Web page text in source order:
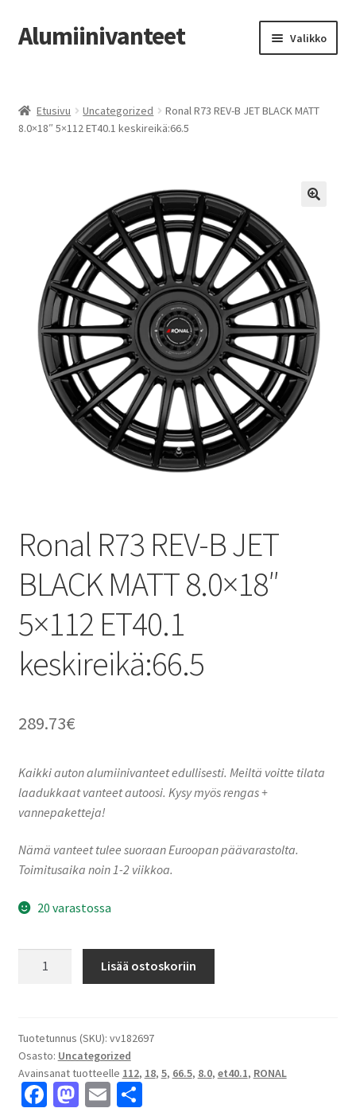
Siirry
navigointiin
Siirry
sisältöön
Alumiinivanteet Valikko
Kauppa
Vanteiden osto-opas
Auton renkaat
Yhteystiedot
Etusivu Uncategorized
Ronal R73 REV-B JET BLACK MATT
8.0×18″ 5×112 ET40.1 keskireikä:66.5
Ronal R73 REV-B JET
BLACK MATT 8.0×18″
5×112 ET40.1
keskireikä:66.5
289.73€
Kaikki auton alumiinivanteet edullisesti. Meiltä voitte tilata
laadukkaat vanteet autoosi. Kysy myös rengas +
vannepaketteja!
Nämä vanteet tulee suoraan Euroopan päävarastolta.
Toimitusaika noin 1-2 viikkoa.
20 varastossa
JET
BLACK
MATT
8.0x18"
Lisää ostoskoriin
Tuotetunnus (SKU): vv182697
Osasto: Uncategorized
Avainsanat tuotteelle 112, 18, 5, 66.5, 8.0, et40.1, RONAL
Fa M E S